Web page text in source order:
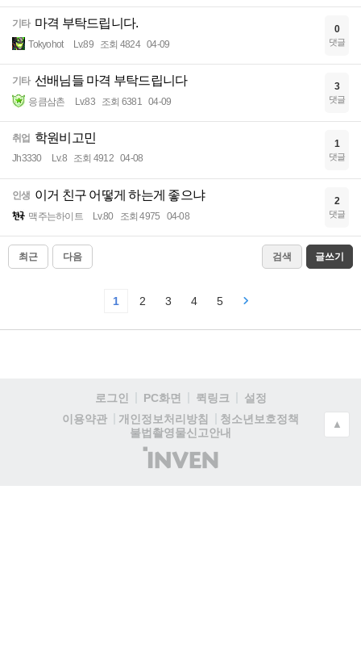
기타 마격 부탁드립니다.
Tokyohot Lv.89 조회 4824 04-09
0
댓글
기타 선배님들 마격 부탁드립니다
응큼삼촌 Lv.83 조회 6381 04-09
3
댓글
취업 학원비고민
Jh3330 Lv.8 조회 4912 04-08
1
댓글
인생 이거 친구 어떻게 하는게 좋으냐
맥주는하이트 Lv.80 조회 4975 04-08
2
댓글
최근 다음 검색 글쓰기
1 2 3 4 5
로그인 PC화면 퀵링크
설정
이용약관
개인정보처리방침
청소년보호정책
불법촬영물신고안내
(주)
인
▲